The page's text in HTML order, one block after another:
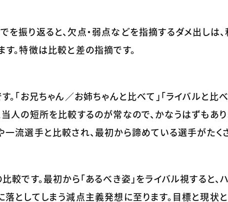
振り返ると、欠点・弱点などを指摘するダメ出しは
。特徴は比較と差の指摘です。
「お兄ちゃん／お姉ちゃんと比べて」「ライバルと比
人の短所を比較するのが常なので、かなうはずもあり
流選手と比較され、最初から諦めている選手がたく
較です。最初から「あるべき姿」をライバル視すると、
落としてしまう減点主義発想に至ります。目標と現状